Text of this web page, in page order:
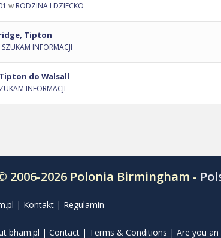
w RODZINA I DZIECKO
Tipton
SZUKAM INFORMACJI
do Walsall
INFORMACJI
2006-2026 Polonia Birmingham -
| Kontakt | Regulamin
bham.pl | Contact | Terms & Conditions | Are you